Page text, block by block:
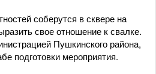
соберутся в сквере на
свое отношение к свалке.
Пушкинского района,
подготовки мероприятия.